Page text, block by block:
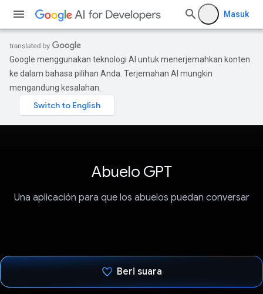
Masuk
Google menggunakan teknologi AI untuk menerjemahkan konten
ke dalam bahasa pilihan Anda. Terjemahan AI mungkin
mengandung kesalahan.
Abuelo GPT
Una aplicación para que los abuelos puedan conversar
Beri suara